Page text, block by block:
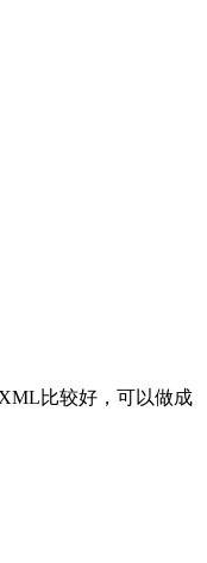
比较好，可以做成